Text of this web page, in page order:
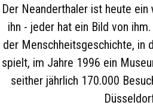
Der Neanderthaler ist heute
ihn - jeder hat ein Bild von
der Menschheitsgeschichte, in
spielt, im Jahre 1996 ein
seither jährlich 170.000